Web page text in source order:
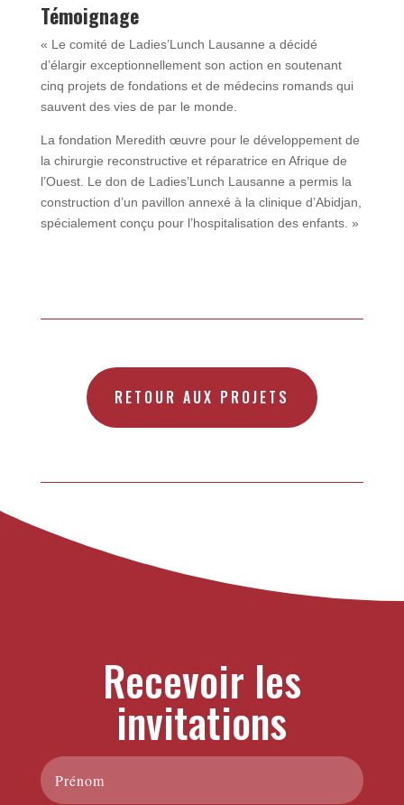
Témoignage
« Le comité de Ladies’Lunch Lausanne a décidé
d’élargir exceptionnellement son action en soutenant
cinq projets de fondations et de médecins romands qui
sauvent des vies de par le monde.
La fondation Meredith œuvre pour le développement de
la chirurgie reconstructive et réparatrice en Afrique de
l’Ouest. Le don de Ladies’Lunch Lausanne a permis la
construction d’un pavillon annexé à la clinique d’Abidjan,
spécialement conçu pour l’hospitalisation des enfants. »
RETOUR AUX PROJETS
Recevoir les
invitations